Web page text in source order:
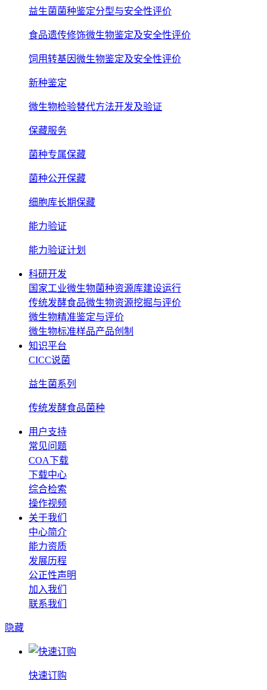
益生菌菌种鉴定分型与安全性评价
食品遗传修饰微生物鉴定及安全性评价
饲用转基因微生物鉴定及安全性评价
新种鉴定
微生物检验替代方法开发及验证
保藏服务
菌种专属保藏
菌种公开保藏
细胞库长期保藏
能力验证
能力验证计划
科研开发
国家工业微生物菌种资源库建设运行
传统发酵食品微生物资源挖掘与评价
微生物精准鉴定与评价
微生物标准样品产品创制
知识平台
CICC说菌
益生菌系列
传统发酵食品菌种
用户支持
常见问题
COA下载
下载中心
综合检索
操作视频
关于我们
中心简介
能力资质
发展历程
公正性声明
加入我们
联系我们
隐藏
快速订购